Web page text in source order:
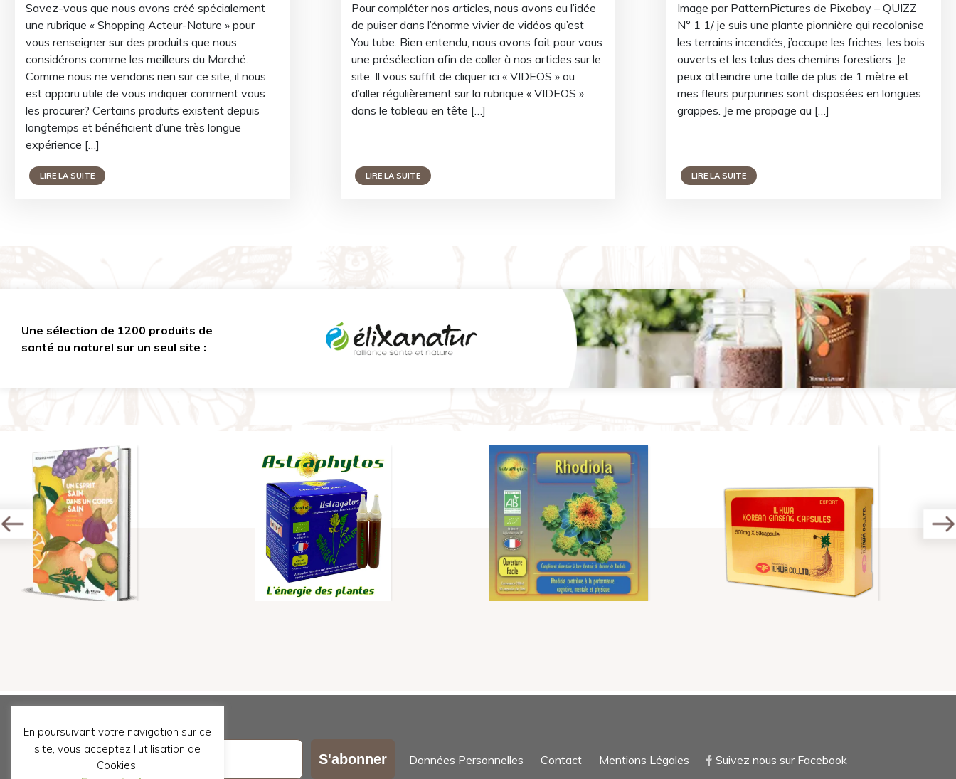
Savez-vous que nous avons créé spécialement
une rubrique « Shopping Acteur-Nature » pour
vous renseigner sur des produits que nous
considérons comme les meilleurs du Marché.
Comme nous ne vendons rien sur ce site, il nous
est apparu utile de vous indiquer comment vous
les procurer? Certains produits existent depuis
longtemps et bénéficient d’une très longue
expérience […]
LIRE LA SUITE
Pour compléter nos articles, nous avons eu l’idée
de puiser dans l’énorme vivier de vidéos qu’est
You tube. Bien entendu, nous avons fait pour vous
une présélection afin de coller à nos articles sur le
site. Il vous suffit de cliquer ici « VIDEOS » ou
d’aller régulièrement sur la rubrique « VIDEOS »
dans le tableau en tête […]
LIRE LA SUITE
Image par PatternPictures de Pixabay – QUIZZ
N° 1 1/ je suis une plante pionnière qui recolonise
les terrains incendiés, j’occupe les friches, les bois
ouverts et les talus des chemins forestiers. Je
peux atteindre une taille de plus de 1 mètre et
mes fleurs purpurines sont disposées en longues
grappes. Je me propage au […]
LIRE LA SUITE
Une sélection de 1200 produits de
santé au naturel sur un seul site :
Email
S'abonner
Données Personnelles Contact Mentions Légales Suivez nous sur Facebook
En poursuivant votre navigation sur ce
site, vous acceptez l’utilisation de
Cookies.